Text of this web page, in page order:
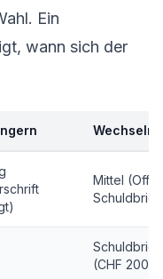
Ein
wann sich der
Wechseln
Mittel
(CHF 200-